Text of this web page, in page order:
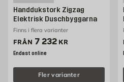
Handdukstork Zigzag
Elektrisk Duschbyggarna
Finns i flera varianter
FRÅN Pris 7232 kr
7 232 KR
Endast online
Fler varianter